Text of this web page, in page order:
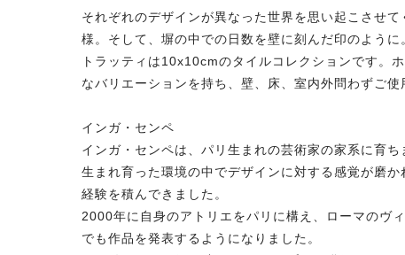
それぞれのデザインが異なった世界を思い起こさせ
様。そして、塀の中での日数を壁に刻んだ印のよう
トラッティは10x10cmのタイルコレクションです。
なバリエーションを持ち、壁、床、室内外問わずご使
インガ・センペ
インガ・センペは、パリ生まれの芸術家の家系に育ち
生まれ育った環境の中でデザインに対する感覚が磨
経験を積んできました。
2000年に自身のアトリエをパリに構え、ローマのヴ
でも作品を発表するようになりました。